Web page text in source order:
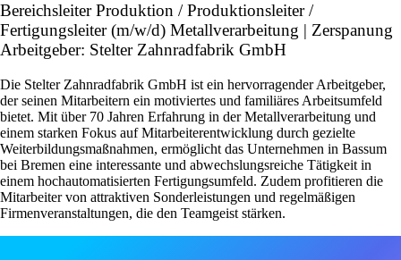
Bereichsleiter Produktion / Produktionsleiter /
Fertigungsleiter (m/w/d) Metallverarbeitung | Zerspanung
Arbeitgeber: Stelter Zahnradfabrik GmbH
Die Stelter Zahnradfabrik GmbH ist ein hervorragender Arbeitgeber,
der seinen Mitarbeitern ein motiviertes und familiäres Arbeitsumfeld
bietet. Mit über 70 Jahren Erfahrung in der Metallverarbeitung und
einem starken Fokus auf Mitarbeiterentwicklung durch gezielte
Weiterbildungsmaßnahmen, ermöglicht das Unternehmen in Bassum
bei Bremen eine interessante und abwechslungsreiche Tätigkeit in
einem hochautomatisierten Fertigungsumfeld. Zudem profitieren die
Mitarbeiter von attraktiven Sonderleistungen und regelmäßigen
Firmenveranstaltungen, die den Teamgeist stärken.